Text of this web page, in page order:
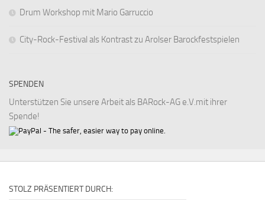
Drum Workshop mit Mario Garruccio
City-Rock-Festival als Kontrast zu Arolser Barockfestspielen
SPENDEN
Unterstützen Sie unsere Arbeit als BARock-AG e.V.mit ihrer
Spende!
STOLZ PRÄSENTIERT DURCH: